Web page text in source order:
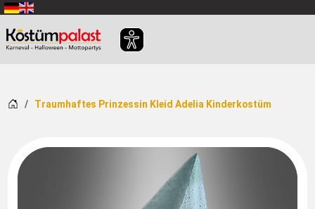
Zum Hauptinhalt springen
Startseite
Traumhaftes Prinzessin Kleid Adelia Kinderkostüm